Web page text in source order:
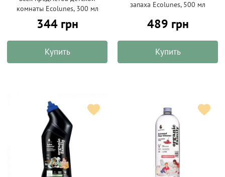
комнаты Ecolunes, 300 мл
344 грн
Купить
запаха Ecolunes, 500 мл
489 грн
Купить